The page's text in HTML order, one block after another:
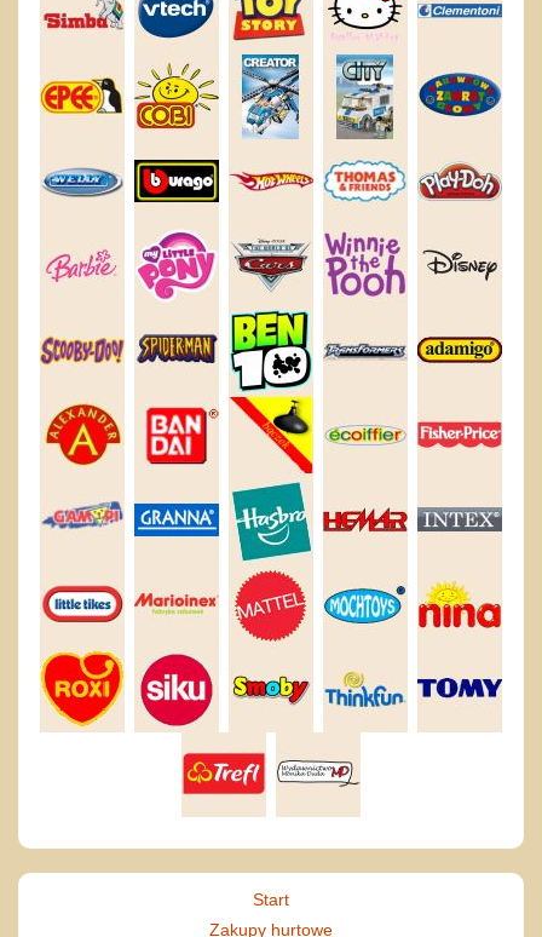
Start
Zakupy hurtowe